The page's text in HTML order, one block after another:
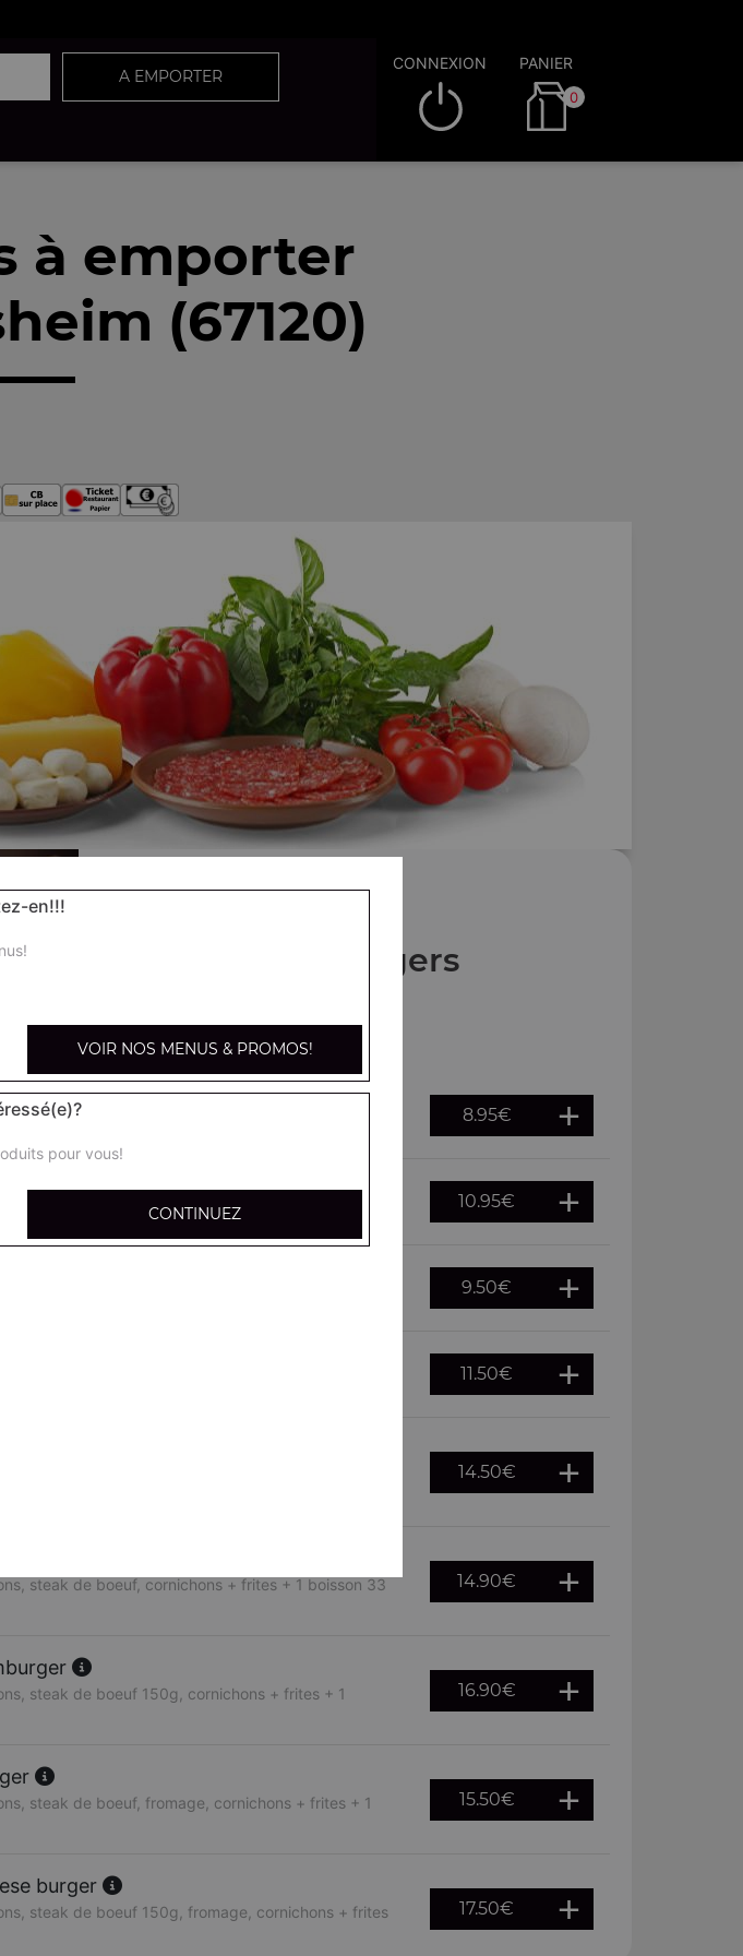
A EMPORTER
CONNEXION PANIER
0
à emporter
(67120)
Nos Burgers
8.95€
steak de boeuf 150g, cornichons
10.95€
9.50€
11.50€
14.50€
steak de boeuf, cornichons + frites + 1 boisson 33
14.90€
steak de boeuf 150g, cornichons + frites + 1
16.90€
steak de boeuf, fromage, cornichons + frites + 1
15.50€
burger
steak de boeuf 150g, fromage, cornichons + frites
17.50€
en!!!
VOIR NOS MENUS & PROMOS!
pour vous!
CONTINUEZ